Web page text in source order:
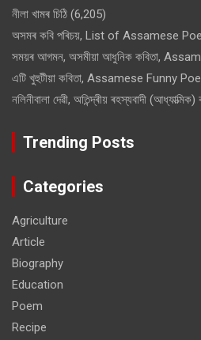
নীলা খামৰ চিঠি (6,205)
অসমৰ কবি পৰিচয়, List of Assamese
সময়ৰ আগমন, অসমীয়া আধুনিক কবিতা,
এটি খুহুটীয়া কবিতা, Assamese Funny
নলিনীবালা দেৱী, অতিন্দ্ৰীয় ৰহস্যবাদী (আধ্যাত্মিক)
Trending Posts
Categories
Agriculture
Article
Biography
Education
Poem
Recipe